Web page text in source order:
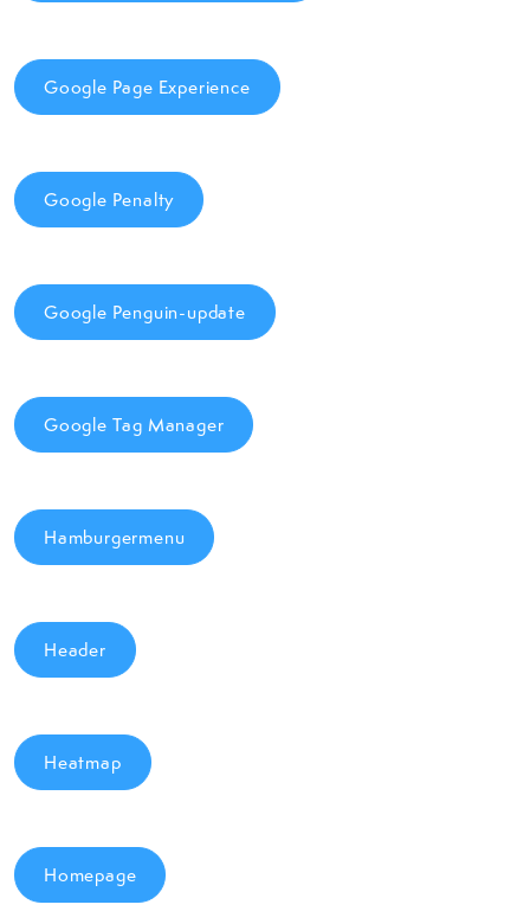
Google Page Experience
Google Penalty
Google Penguin-update
Google Tag Manager
Hamburgermenu
Header
Heatmap
Homepage